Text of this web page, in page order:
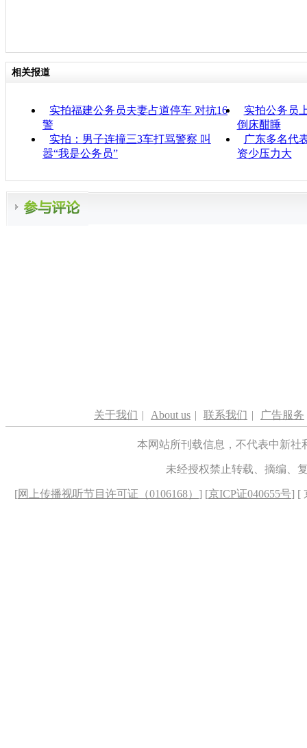
相关报道
实拍福建公务员夫妻占道停车 对抗16
警
实拍公务员
倒床酣睡
实拍：男子连撞三3车打骂警察 叫
嚣“我是公务员”
广东多名代
资少压力大
关于我们 | About us | 联系我们 | 广告服务
本网站所刊载信息，不代表中新
未经授权禁止转载、摘编、
[网上传播视听节目许可证（0106168） ] [京ICP证040655号] [